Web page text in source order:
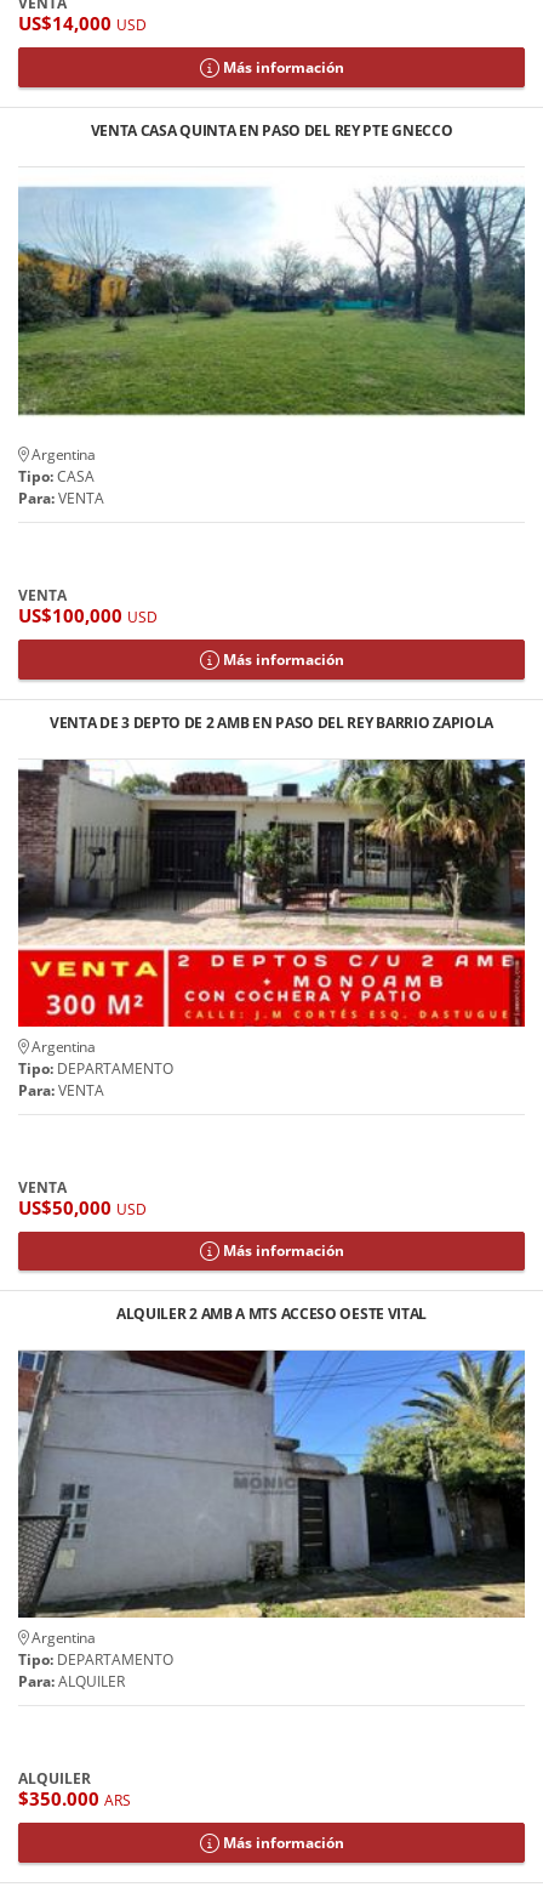
US$14,000 USD
Más información
VENTA CASA QUINTA EN PASO DEL REY PTE GNECCO
Argentina
Tipo:CASA
Para:VENTA
VENTA
US$100,000 USD
Más información
VENTA DE 3 DEPTO DE 2 AMB EN PASO DEL REY BARRIO ZAPIOLA
Argentina
Tipo: DEPARTAMENTO
Para:VENTA
VENTA
US$50,000 USD
Más información
ALQUILER 2 AMB A MTS ACCESO OESTE VITAL
Argentina
Tipo: DEPARTAMENTO
Para:ALQUILER
ALQUILER
$350.000 ARS
Más información